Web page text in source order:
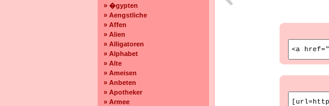
» �gypten
» Aengstliche
» Affen
» Alien
» Alligatoren
» Alphabet
» Alte
» Ameisen
» Anbeten
» Apotheker
» Armee